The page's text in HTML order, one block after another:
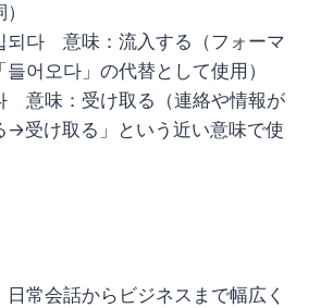
되다 意味：流入する（フォーマ
어오다」の代替として使用）
意味：受け取る（連絡や情報が
→受け取る」という近い意味で使
日常会話からビジネスまで幅広く